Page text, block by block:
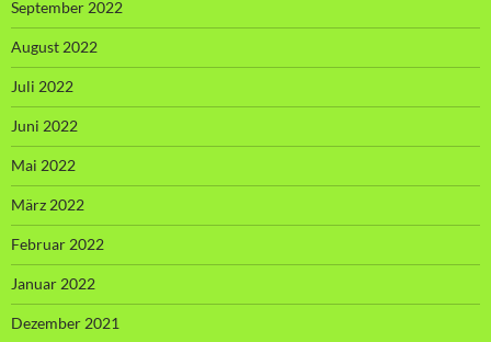
September 2022
August 2022
Juli 2022
Juni 2022
Mai 2022
März 2022
Februar 2022
Januar 2022
Dezember 2021